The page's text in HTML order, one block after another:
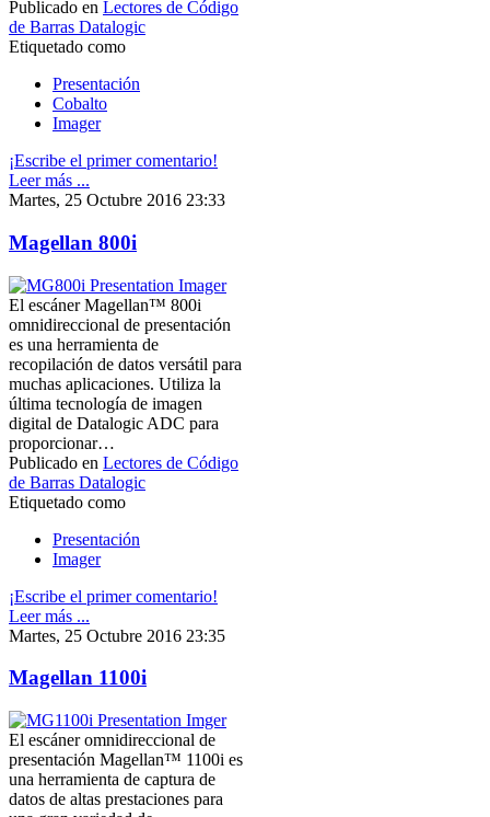
Publicado en Lectores de Código
de Barras Datalogic
Etiquetado como
Presentación
Cobalto
Imager
¡Escribe el primer comentario!
Leer más ...
Martes, 25 Octubre 2016 23:33
Magellan 800i
El escáner Magellan™ 800i
omnidireccional de presentación
es una herramienta de
recopilación de datos versátil para
muchas aplicaciones. Utiliza la
última tecnología de imagen
digital de Datalogic ADC para
proporcionar…
Publicado en Lectores de Código
de Barras Datalogic
Etiquetado como
Presentación
Imager
¡Escribe el primer comentario!
Leer más ...
Martes, 25 Octubre 2016 23:35
Magellan 1100i
El escáner omnidireccional de
presentación Magellan™ 1100i es
una herramienta de captura de
datos de altas prestaciones para